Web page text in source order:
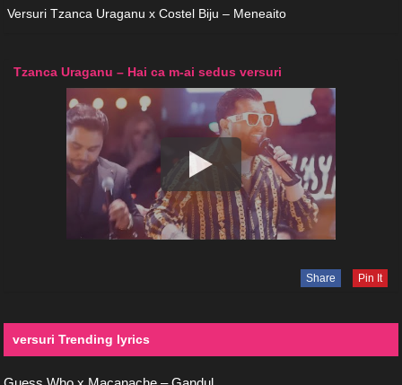
Versuri Tzanca Uraganu x Costel Biju – Meneaito
Tzanca Uraganu – Hai ca m-ai sedus versuri
Share Pin It
versuri Trending lyrics